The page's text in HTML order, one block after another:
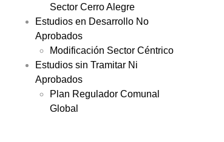
Sector Cerro Alegre
Estudios en Desarrollo No
Aprobados
Modificación Sector Céntrico
Estudios sin Tramitar Ni
Aprobados
Plan Regulador Comunal
Global